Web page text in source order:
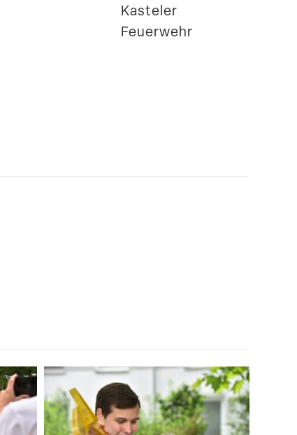
Kasteler
Feuerwehr